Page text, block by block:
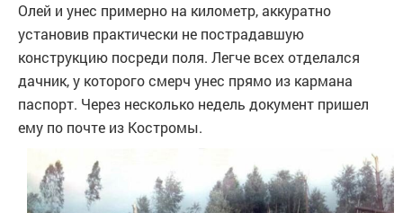
Олей и унес примерно на километр, аккуратно
установив практически не пострадавшую
конструкцию посреди поля. Легче всех отделался
дачник, у которого смерч унес прямо из кармана
паспорт. Через несколько недель документ пришел
ему по почте из Костромы.